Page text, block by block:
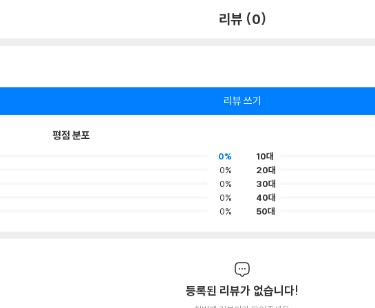
리뷰 (0)
리뷰 쓰기
평점 분포
0%
0%
0%
0%
0%
10대
20대
30대
40대
50대
등록된 리뷰가 없습니다!